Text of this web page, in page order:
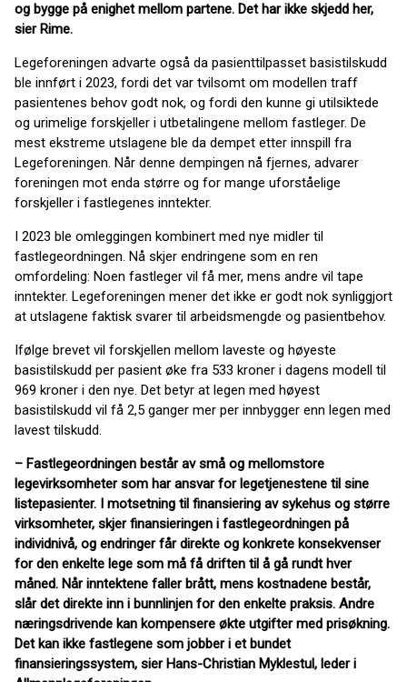
og bygge på enighet mellom partene. Det har ikke skjedd her,
sier Rime.
Legeforeningen advarte også da pasienttilpasset basistilskudd
ble innført i 2023, fordi det var tvilsomt om modellen traff
pasientenes behov godt nok, og fordi den kunne gi utilsiktede
og urimelige forskjeller i utbetalingene mellom fastleger. De
mest ekstreme utslagene ble da dempet etter innspill fra
Legeforeningen. Når denne dempingen nå fjernes, advarer
foreningen mot enda større og for mange uforståelige
forskjeller i fastlegenes inntekter.
I 2023 ble omleggingen kombinert med nye midler til
fastlegeordningen. Nå skjer endringene som en ren
omfordeling: Noen fastleger vil få mer, mens andre vil tape
inntekter. Legeforeningen mener det ikke er godt nok synliggjort
at utslagene faktisk svarer til arbeidsmengde og pasientbehov.
Ifølge brevet vil forskjellen mellom laveste og høyeste
basistilskudd per pasient øke fra 533 kroner i dagens modell til
969 kroner i den nye. Det betyr at legen med høyest
basistilskudd vil få 2,5 ganger mer per innbygger enn legen med
lavest tilskudd.
– Fastlegeordningen består av små og mellomstore
legevirksomheter som har ansvar for legetjenestene til sine
listepasienter. I motsetning til finansiering av sykehus og større
virksomheter, skjer finansieringen i fastlegeordningen på
individnivå, og endringer får direkte og konkrete konsekvenser
for den enkelte lege som må få driften til å gå rundt hver
måned. Når inntektene faller brått, mens kostnadene består,
slår det direkte inn i bunnlinjen for den enkelte praksis. Andre
næringsdrivende kan kompensere økte utgifter med prisøkning.
Det kan ikke fastlegene som jobber i et bundet
finansieringssystem, sier Hans-Christian Myklestul, leder i